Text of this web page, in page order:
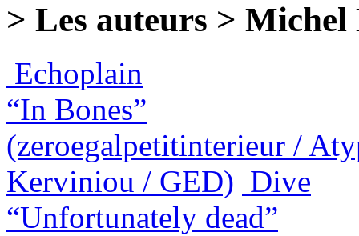
> Les auteurs > Michel
Echoplain
“In Bones”
(zeroegalpetitinterieur /
Kerviniou / GED) Dive
“Unfortunately dead”